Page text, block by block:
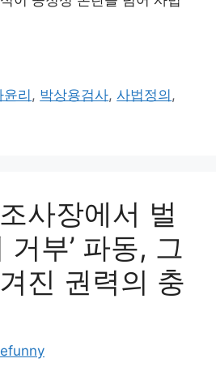
윤리 , 박상용검사,사법정의 ,
사장에서 벌
거부’ 파동, 그
진 권력의 충